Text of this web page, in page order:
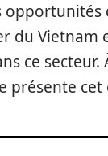
du Vietnam
ce
présente